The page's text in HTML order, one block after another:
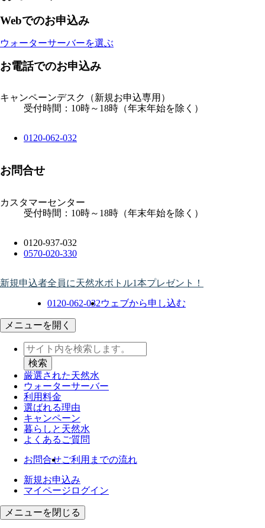
Webでのお申込み
ウォーターサーバーを選ぶ
お電話でのお申込み
キャンペーンデスク
（新規お申込専用）
受付時間：10時～18時（年末年始を除く）
0120-062-032
お問合せ
カスタマーセンター
受付時間：10時～18時（年末年始を除く）
0120-937-032
0570-020-330
新規申込者全員に天然水ボトル1本プレゼント！
0120-062-032ウェブから申し込む
メニューを開く
厳選された天然水
ウォーターサーバー
利用料金
選ばれる理由
キャンペーン
暮らしと天然水
よくあるご質問
お問合せご利用までの流れ
新規お申込み
マイページログイン
メニューを閉じる